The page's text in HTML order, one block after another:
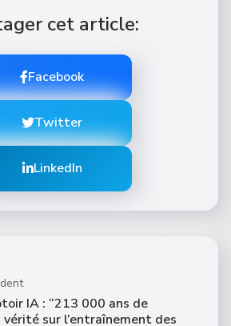
cet article:
Facebook
Twitter
LinkedIn
IA : “213 000 ans de
vérité sur l’entraînement des